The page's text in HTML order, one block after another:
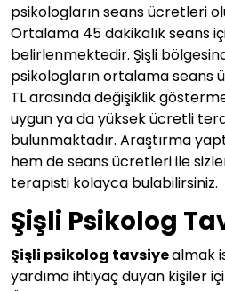
psikologların seans ücretleri
Ortalama 45 dakikalık seans
belirlenmektedir. Şişli
psikologların ortalama seans
TL arasında değişiklik
uygun ya da yüksek ücretli
bulunmaktadır. Araştırma
hem de seans ücretleri ile
terapisti kolayca bulabilirsiniz.
Şişli Psikolog
Şişli psikolog tavsiyealmak
yardıma ihtiyaç duyan kişiler